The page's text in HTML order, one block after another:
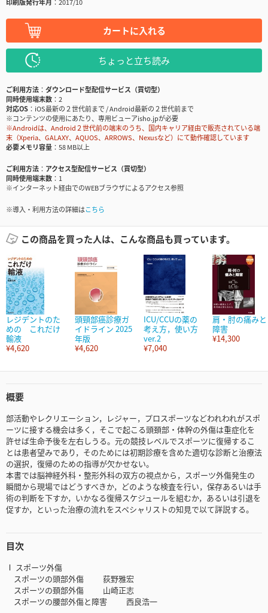
カートに入れる
ちょっと立ち読み
ご利用方法
ダウンロード型配信サービス（買切型）
同時使用端末数
2
対応OS
iOS最新の２世代前まで / Android最新の２世代前まで
※コンテンツの使用にあたり、専用ビューアisho.jpが必要
※Androidは、Android２世代前の端末のうち、国内キャリア経由で販売されている端
末（Xperia、GALAXY、AQUOS、ARROWS、Nexusなど）にて動作確認しています
必要メモリ容量
58 MB以上
ご利用方法
アクセス型配信サービス（買切型）
同時使用端末数
1
※インターネット経由でのWEBブラウザによるアクセス参照
※導入・利用方法の詳細はこちら
この商品を買った人は、こんな商品も買っています。
レジデントのた
めの これだけ
輸液
¥4,620
頭頸部癌診療ガ
イドライン 2025
年版
¥4,620
ICU/CCUの薬の
考え方，使い方
ver.2
¥7,040
肩・肘の痛みと
障害
¥14,300
概要
部活動やレクリエーション，レジャー，プロスポーツなどわれわれがスポ
ーツに接する機会は多く，そこで起こる頭頚部・体幹の外傷は重症化を
許せば生命予後を左右しうる。元の競技レベルでスポーツに復帰するこ
とは患者望みであり，そのためには初期診療を含めた適切な診断と治療法
の選択，復帰のための指導が欠かせない。
本書では脳神経外科・整形外科の双方の視点から，スポーツ外傷発生の
瞬間から現場ではどうすべきか，どのような検査を行い，保存あるいは手
術の判断を下すか，いかなる復帰スケジュールを組むか，あるいは引退を
促すか，といった治療の流れをスペシャリストの知見で以て詳説する。
目次
Ⅰ スポーツ外傷
スポーツの頭部外傷 荻野雅宏
スポーツの頚部外傷 山崎正志
スポーツの腰部外傷と障害 西良浩一